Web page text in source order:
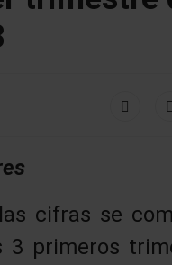
cifras se
3 primeros